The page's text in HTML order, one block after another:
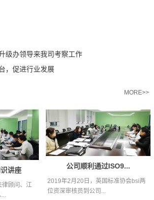
级办领导来我司考察工作
，促进行业发展
MORE>>
讲座
顾问、江
...
公司顺利通过ISO9...
2019年2月20日，英国标准协会bsi两
位资深审核员到公司...